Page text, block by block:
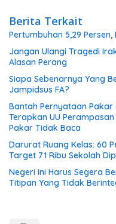
Berita Terkait
Pertumbuhan 5,29
Jangan Ulangi Tragedi
Alasan Perang
Siapa Sebenarnya Yang
Jampidsus FA?
Bantah Pernyataan Pakar
Terapkan UU
Pakar Tidak Baca
Darurat Ruang Kelas: 60
Target 71 Ribu Sekolah
Negeri Ini Harus Segera
Titipan Yang Tidak